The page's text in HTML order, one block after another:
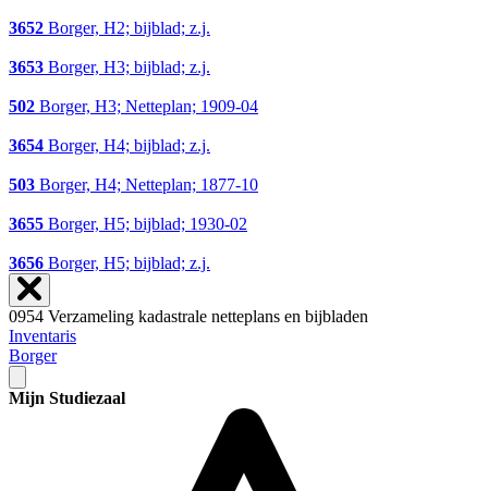
3652 Borger, H2; bijblad; z.j.
3653 Borger, H3; bijblad; z.j.
502 Borger, H3; Netteplan; 1909-04
3654 Borger, H4; bijblad; z.j.
503 Borger, H4; Netteplan; 1877-10
3655 Borger, H5; bijblad; 1930-02
3656 Borger, H5; bijblad; z.j.
0954 Verzameling kadastrale netteplans en bijbladen
Inventaris
Borger
Mijn Studiezaal